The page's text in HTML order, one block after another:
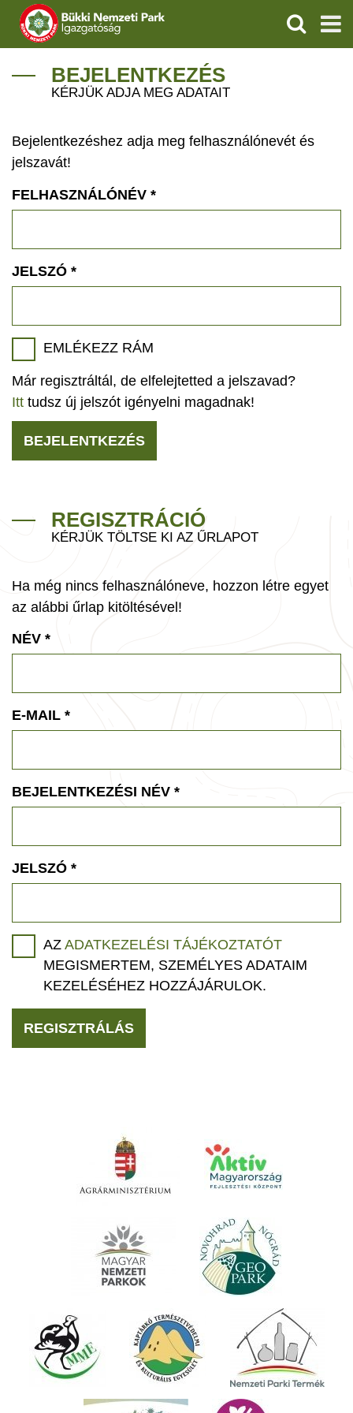
IGAZGATÓSÁG
VÍZVÉDELEM
ÖKOTURIZMUS
GEOPARKOK
KERESÉS
BEJELENTKEZÉS
KÉRJÜK ADJA MEG ADATAIT
Bejelentkezéshez adja meg felhasználónevét és
jelszavát!
FELHASZNÁLÓNÉV *
JELSZÓ *
EMLÉKEZZ RÁM
Már regisztráltál, de elfelejtetted a jelszavad?
Itt tudsz új jelszót igényelni magadnak!
BEJELENTKEZÉS
REGISZTRÁCIÓ
KÉRJÜK TÖLTSE KI AZ ŰRLAPOT
Ha még nincs felhasználóneve, hozzon létre egyet
az alábbi űrlap kitöltésével!
NÉV *
E-MAIL *
BEJELENTKEZÉSI NÉV *
JELSZÓ *
AZ ADATKEZELÉSI TÁJÉKOZTATÓT
MEGISMERTEM, SZEMÉLYES ADATAIM
KEZELÉSÉHEZ HOZZÁJÁRULOK.
REGISZTRÁLÁS